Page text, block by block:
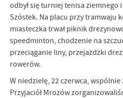
odbył się turniej tenisa ziemnego
Szóstek. Na placu przy tramwaju
miasteczka trwał piknik
speedminton, chodzenie na
przeciąganie liny, przejażdżki
rowerów.
W niedzielę, 22 czerwca,
Przyjaciół Mrozów